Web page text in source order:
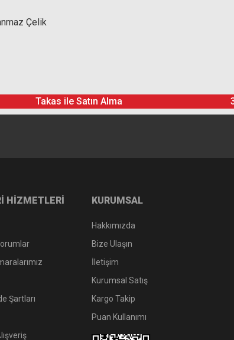
Çelik
Takas ile Satın Alma
HİZMETLERİ
Şartları
KURUMSAL
Hakkımızda
Bize Ulaşın
İletişim
Kurumsal Satış
Kargo Takip
Puan Kullanımı